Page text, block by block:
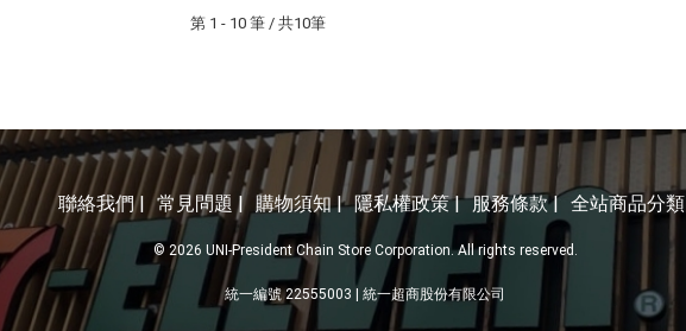
第 1 - 10 筆 / 共10筆
聯絡我們 | 常見問題 | 購物須知 | 隱私權政策 | 服務條款 | 全站商品分類
© 2026 UNI-President Chain Store Corporation. All rights reserved.
統一編號 22555003 | 統一超商股份有限公司